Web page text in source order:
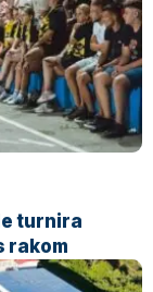
turnira
rakom